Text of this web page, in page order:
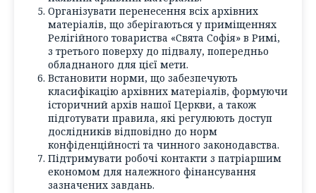
Організувати перенесення всіх архівних
матеріалів, що зберігаються у приміщеннях
Релігійного товариства «Свята Софія» в Римі,
з третього поверху до підвалу, попередньо
обладнаного для цієї мети.
Встановити норми, що забезпечують
класифікацію архівних матеріалів, формуючи
історичний архів нашої Церкви, а також
підготувати правила, які регулюють доступ
дослідників відповідно до норм
конфіденційності та чинного законодавства.
Підтримувати робочі контакти з патріаршим
економом для належного фінансування
зазначених завдань.